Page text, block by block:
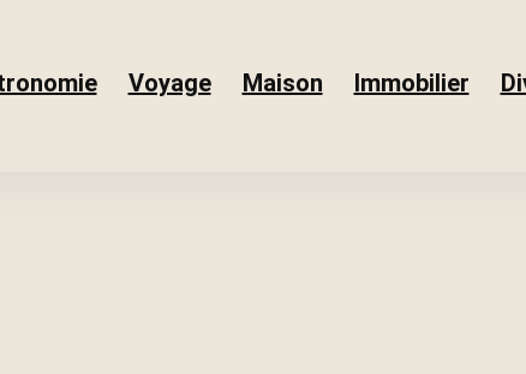
Voyage Maison Immobilier